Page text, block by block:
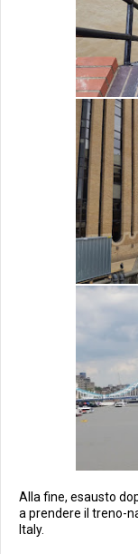
Alla fine, esausto
a prendere il treno-
Italy.